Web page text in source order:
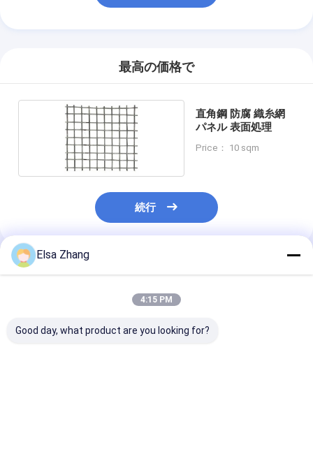
最高の価格で
直角鋼 防腐 織糸網
パネル 表面処理
Price： 10 sqm
続行
推薦されたプロダクト
Elsa Zhang
4:15 PM
Good day, what product are you looking for?